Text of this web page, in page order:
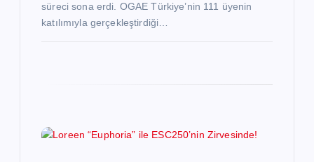
süreci sona erdi. OGAE Türkiye’nin 111 üyenin
katılımıyla gerçekleştirdiği…